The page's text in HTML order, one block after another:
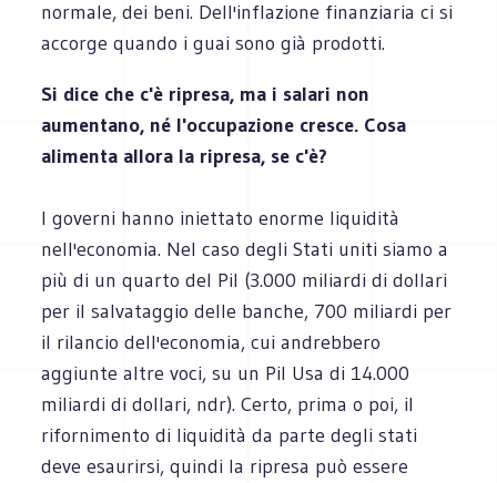
normale, dei beni. Dell'inflazione finanziaria ci si
accorge quando i guai sono già prodotti.
Si dice che c'è ripresa, ma i salari non
aumentano, né l'occupazione cresce. Cosa
alimenta allora la ripresa, se c'è?
I governi hanno iniettato enorme liquidità
nell'economia. Nel caso degli Stati uniti siamo a
più di un quarto del Pil (3.000 miliardi di dollari
per il salvataggio delle banche, 700 miliardi per
il rilancio dell'economia, cui andrebbero
aggiunte altre voci, su un Pil Usa di 14.000
miliardi di dollari, ndr). Certo, prima o poi, il
rifornimento di liquidità da parte degli stati
deve esaurirsi, quindi la ripresa può essere